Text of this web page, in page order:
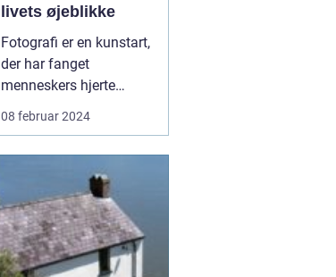
livets øjeblikke
Fotografi er en kunstart,
der har fanget
menneskers hjerte
igennem generationer.
dokumentere
virkeligheden på. En
dygtig fotograf har
evnen til at fange et
08 februar 2024